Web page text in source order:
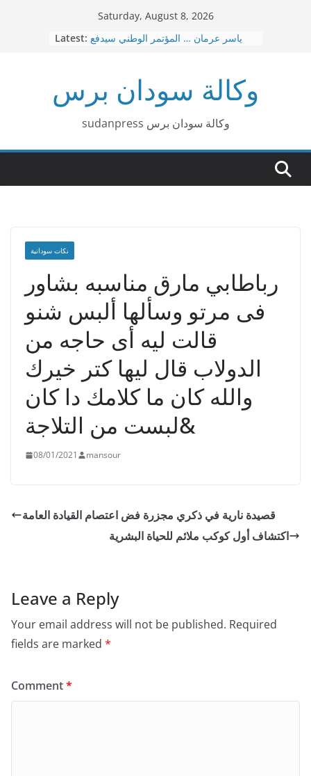
Saturday, August 8, 2026
Latest: ياسر عرمان … المؤتمر الوطني سيدفع
عاجل … نقل العاصمة الإدارية من
بورتسودان الي عطبرة
د. امين حسن عمر – الإسلاميون … لا توجد
صفقات
السوداني
وكالة سودان برس
sudanpress وكالة سودان برس
نكات سودانية
رباطابي مارق مناسبه بشاور
فى مرتو وسألها ألبس شنو
قالت ليه أى حاجه من
الدولاب قال ليها كتر خيرك
والله كان ما كلامك دا كان
لبست من التلاجة&
08/01/2021 mansour
قصيدة نارية في ذكري مجزرة فض اعتصام القيادة العامة
اكتشاف أول كوكب ملائم للحياة البشرية
Leave a Reply
Your email address will not be published. Required
fields are marked *
Comment*